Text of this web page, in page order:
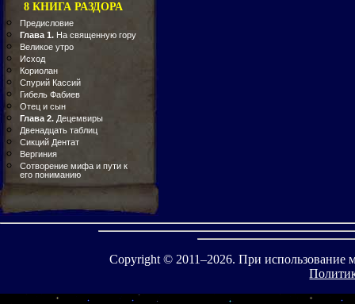
8 КНИГА РАЗДОРА
Предисловие
Глава 1. На священную гору
Великое утро
Исход
Кориолан
Спурий Кассий
Гибель Фабиев
Отец и сын
Глава 2. Децемвиры
Двенадцать таблиц
Сикций Дентат
Вергиния
Сотворение мифа и пути к
его пониманию
Copyright © 2011–2026. При использование